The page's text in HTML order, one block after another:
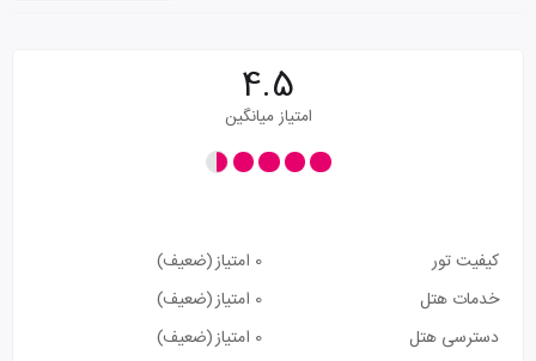
4.5
امتیاز میانگین
کیفیت تور 0 امتیاز
(ضعیف)
خدمات هتل
0 امتیاز
(ضعیف)
دسترسی هتل
0 امتیاز
(ضعیف)